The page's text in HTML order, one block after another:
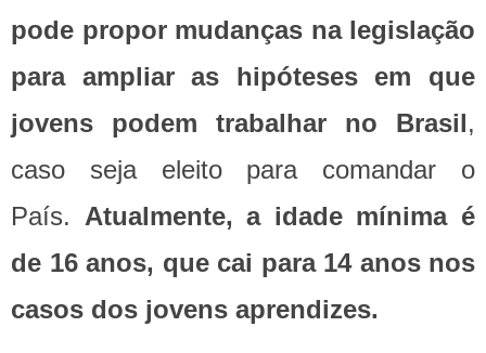
pode propor mudanças na legislação
para ampliar as hipóteses em que
jovens podem trabalhar no Brasil,
caso seja eleito para comandar o
País. Atualmente, a idade mínima é
de 16 anos, que cai para 14 anos nos
casos dos jovens aprendizes.